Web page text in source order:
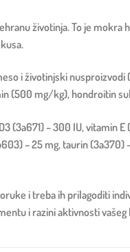
životinja. To je
i životinjski
(500 mg/kg), hondroitin
(3a671) – 300 IU,
– 25 mg, taurin (3a370)
i treba ih prilagoditi
i razini aktivnosti